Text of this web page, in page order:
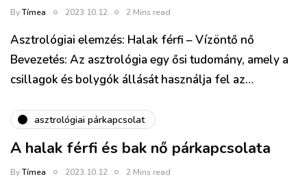
ByTímea 2023.10.12. 2 Mins read
Asztrológiai elemzés: Halak férfi – Vízöntő nő
Bevezetés: Az asztrológia egy ősi tudomány, amely a
csillagok és bolygók állását használja fel az…
asztrológiai párkapcsolat
A halak férfi és bak nő párkapcsolata
ByTímea 2023.10.12. 2 Mins read